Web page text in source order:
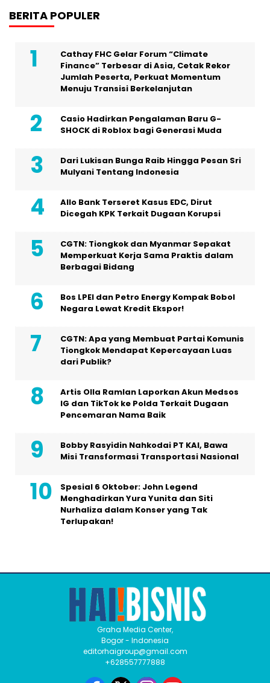
BERITA POPULER
Cathay FHC Gelar Forum “Climate
Finance” Terbesar di Asia, Cetak Rekor
Jumlah Peserta, Perkuat Momentum
Menuju Transisi Berkelanjutan
Casio Hadirkan Pengalaman Baru G-
SHOCK di Roblox bagi Generasi Muda
Dari Lukisan Bunga Raib Hingga Pesan Sri
Mulyani Tentang Indonesia
Allo Bank Terseret Kasus EDC, Dirut
Dicegah KPK Terkait Dugaan Korupsi
CGTN: Tiongkok dan Myanmar Sepakat
Memperkuat Kerja Sama Praktis dalam
Berbagai Bidang
Bos LPEI dan Petro Energy Kompak Bobol
Negara Lewat Kredit Ekspor!
CGTN: Apa yang Membuat Partai Komunis
Tiongkok Mendapat Kepercayaan Luas
dari Publik?
Artis Olla Ramlan Laporkan Akun Medsos
IG dan TikTok ke Polda Terkait Dugaan
Pencemaran Nama Baik
Bobby Rasyidin Nahkodai PT KAI, Bawa
Misi Transformasi Transportasi Nasional
Spesial 6 Oktober: John Legend
Menghadirkan Yura Yunita dan Siti
Nurhaliza dalam Konser yang Tak
Terlupakan!
Graha Media Center,
Bogor - Indonesia
editorhaigroup@gmail.com
+628557777888